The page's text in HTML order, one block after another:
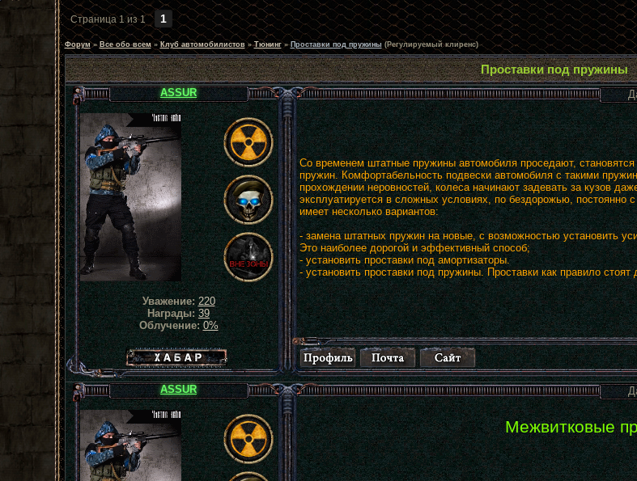
Страница1из1 1
Форум » Все обо всем » Клуб автомобилистов » Тюнинг » Проставки под пружины (Регулируемый клиренс)
Проставки под пружины
Со временем штатные пружины автомобиля проседают,
пружин. Комфортабельность подвески автомобиля с такими
прохождении неровностей, колеса начинают задевать за кузов
эксплуатируется в сложных условиях, по бездорожью,
имеет несколько вариантов:
- замена штатных пружин на новые, с возможностью установить
Это наиболее дорогой и эффективный способ;
- установить проставки под амортизаторы.
- установить проставки под пружины. Проставки как правило
ASSUR
Уважение:220
Награды: 39
Облучение:0%
Хабар сталкера
Межвитковые
ASSUR